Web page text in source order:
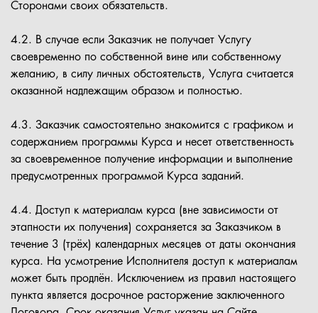
Сторонами своих обязательств.
4.2. В случае если Заказчик не получает Услугу
своевременно по собственной вине или собственному
желанию, в силу личных обстоятельств, Услуга считается
оказанной надлежащим образом и полностью.
4.3. Заказчик самостоятельно знакомится с графиком и
содержанием программы Курса и несет ответственность
за своевременное получение информации и выполнение
предусмотренных программой Курса заданий.
4.4. Доступ к материалам курса (вне зависимости от
этапности их получения) сохраняется за Заказчиком в
течение 3 (трёх) календарных месяцев от даты окончания
курса. На усмотрение Исполнителя доступ к материалам
может быть продлён. Исключением из правил настоящего
пункта является досрочное расторжение заключенного